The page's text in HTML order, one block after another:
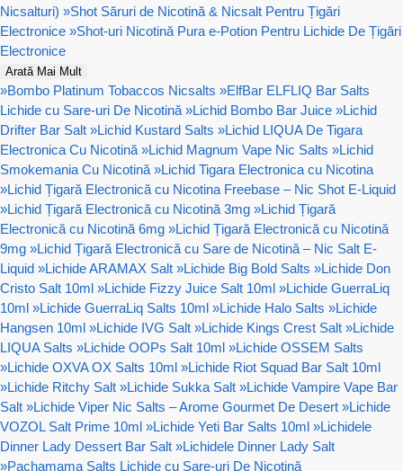
Nicsalturi) »Shot Săruri de Nicotină & Nicsalt Pentru Țigări
Electronice »Shot-uri Nicotină Pura e-Potion Pentru Lichide De Țigări
Electronice
Arată Mai Mult
»Bombo Platinum Tobaccos Nicsalts »ElfBar ELFLIQ Bar Salts
Lichide cu Sare-uri De Nicotină »Lichid Bombo Bar Juice »Lichid
Drifter Bar Salt »Lichid Kustard Salts »Lichid LIQUA De Tigara
Electronica Cu Nicotină »Lichid Magnum Vape Nic Salts »Lichid
Smokemania Cu Nicotină »Lichid Tigara Electronica cu Nicotina
»Lichid Țigară Electronică cu Nicotina Freebase – Nic Shot E-Liquid
»Lichid Țigară Electronică cu Nicotină 3mg »Lichid Țigară
Electronică cu Nicotină 6mg »Lichid Țigară Electronică cu Nicotină
9mg »Lichid Țigară Electronică cu Sare de Nicotină – Nic Salt E-
Liquid »Lichide ARAMAX Salt »Lichide Big Bold Salts »Lichide Don
Cristo Salt 10ml »Lichide Fizzy Juice Salt 10ml »Lichide GuerraLiq
10ml »Lichide GuerraLiq Salts 10ml »Lichide Halo Salts »Lichide
Hangsen 10ml »Lichide IVG Salt »Lichide Kings Crest Salt »Lichide
LIQUA Salts »Lichide OOPs Salt 10ml »Lichide OSSEM Salts
»Lichide OXVA OX Salts 10ml »Lichide Riot Squad Bar Salt 10ml
»Lichide Ritchy Salt »Lichide Sukka Salt »Lichide Vampire Vape Bar
Salt »Lichide Viper Nic Salts – Arome Gourmet De Desert »Lichide
VOZOL Salt Prime 10ml »Lichide Yeti Bar Salts 10ml »Lichidele
Dinner Lady Dessert Bar Salt »Lichidele Dinner Lady Salt
»Pachamama Salts Lichide cu Sare-uri De Nicotină